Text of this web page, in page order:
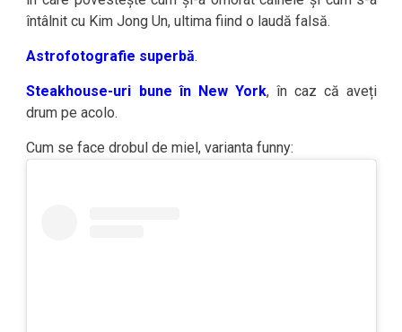
întâlnit cu Kim Jong Un, ultima fiind o laudă falsă.
Astrofotografie superbă.
Steakhouse-uri bune în New York, în caz că aveți
drum pe acolo.
Cum se face drobul de miel, varianta funny: